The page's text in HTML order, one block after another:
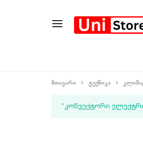
მთავარი ტექნიკა
“კონვექტორი ელექტრო